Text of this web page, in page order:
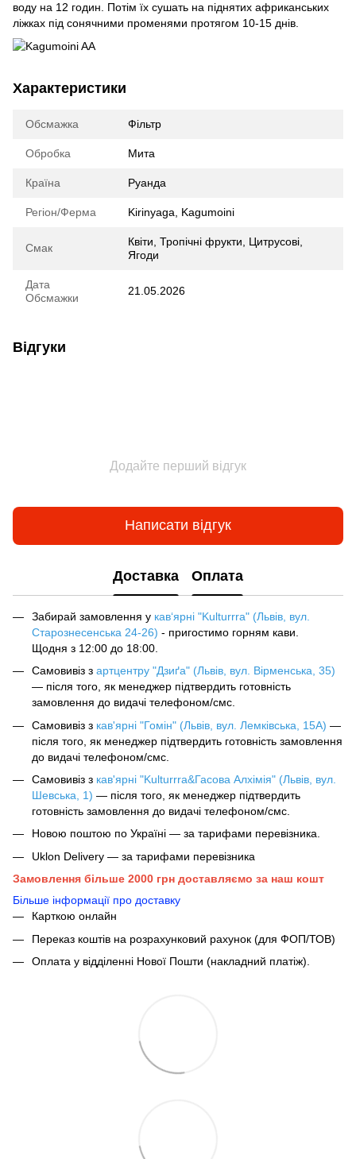
воду на 12 годин. Потім їх сушать на піднятих африканських
ліжках під сонячними променями протягом 10-15 днів.
Характеристики
Обсмажка Фільтр
Обробка Мита
Країна Руанда
Регіон/Ферма Kirinyaga, Kagumoini
Смак
Квіти, Тропічні фрукти, Цитрусові,
Ягоди
Дата
Обсмажки
21.05.2026
Відгуки
Додайте перший відгук
Написати відгук
Доставка Оплата
Забирай замовлення у кав‘ярні "Kulturrra" (Львів, вул.
Старознесенська 24-26) - пригостимо горням кави.
Щодня з 12:00 до 18:00.
Самовивіз з артцентру "Дзиґа" (Львів, вул. Вірменська, 35)
— після того, як менеджер підтвердить готовність
замовлення до видачі телефоном/смс.
Самовивіз з кав'ярні "Гомін" (Львів, вул. Лемківська, 15А) —
після того, як менеджер підтвердить готовність замовлення
до видачі телефоном/смс.
Самовивіз з кав'ярні "Kulturrra&Гасова Алхімія" (Львів, вул.
Шевська, 1) — після того, як менеджер підтвердить
готовність замовлення до видачі телефоном/смс.
Новою поштою по Україні — за тарифами перевізника.
Uklon Delivery — за тарифами перевізника
Замовлення більше 2000 грн доставляємо за наш кошт
Більше інформації про доставку
Карткою онлайн
Переказ коштів на розрахунковий рахунок (для ФОП/ТОВ)
Оплата у відділенні Нової Пошти (накладний платіж).